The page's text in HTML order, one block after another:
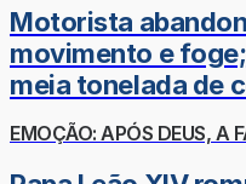
Motorista
movimento e
meia tonelada de
EMOÇÃO: APÓS DEUS, A